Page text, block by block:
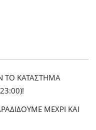
ΤΟ ΚΑΤΑΣΤΗΜΑ
ΜΕΧΡΙ ΚΑΙ